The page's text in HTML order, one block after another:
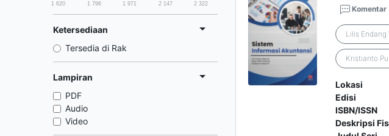
1 620 1 796 1 971 2 147 2 322
Ketersediaan
Tersedia di Rak
Lampiran
PDF
Audio
Video
Komentar
Lilis Endang
Kristianto
Lokasi
Edisi
ISBN/ISSN
Deskripsi